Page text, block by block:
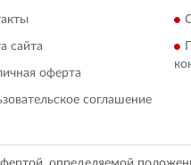
сайта
оферта
соглашение